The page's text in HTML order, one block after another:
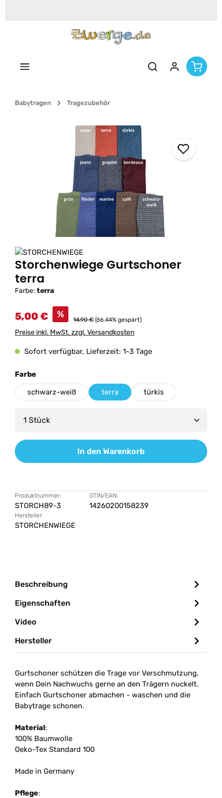
Babytragen Tragezubehör
Bildergalerie überspringen
Storchenwiege Gurtschoner
terra
Farbe: terra
5,00 € % 14,90 € (66.44% gespart)
Preise inkl. MwSt. zzgl. Versandkosten
Sofort verfügbar, Lieferzeit: 1-3 Tage
Farbeauswählen
schwarz-weiß terra türkis
Produkt Anzahl: Gib den gewünschten Wert
In den Warenkorb
Produktnummer:
STORCH89-3
GTIN/EAN:
14260200158239
Hersteller:
STORCHENWIEGE
Beschreibung
Eigenschaften
Video
Hersteller
Gurtschoner schützen die Trage vor Verschmutzung,
wenn Dein Nachwuchs gerne an den Trägern nuckelt.
Einfach Gurtschoner abmachen - waschen und die
Babytrage schonen.
Material:
100% Baumwolle
Oeko-Tex Standard 100
Made in Germany
Pflege: